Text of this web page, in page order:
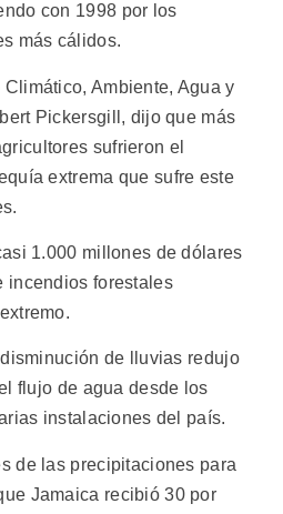
con 1998 por los
más cálidos.
Ambiente, Agua y
Pickersgill, dijo que más
sufrieron el
extrema que sufre este
1.000 millones de dólares
incendios forestales
de lluvias redujo
flujo de agua desde los
instalaciones del país.
de las precipitaciones para
Jamaica recibió 30 por